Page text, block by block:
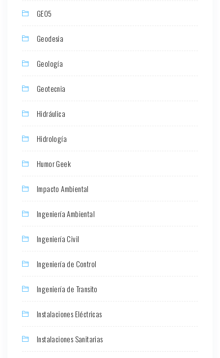
GEO5
Geodesia
Geología
Geotecnia
Hidráulica
Hidrología
Humor Geek
Impacto Ambiental
Ingeniería Ambiental
Ingeniería Civil
Ingeniería de Control
Ingeniería de Transito
Instalaciones Eléctricas
Instalaciones Sanitarias